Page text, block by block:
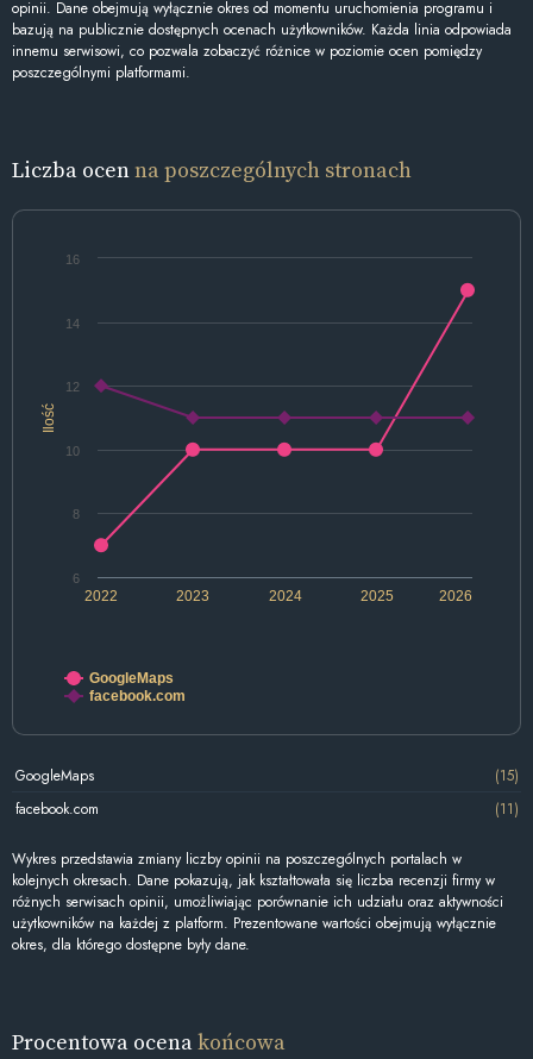
opinii. Dane obejmują wyłącznie okres od momentu uruchomienia programu i
bazują na publicznie dostępnych ocenach użytkowników. Każda linia odpowiada
innemu serwisowi, co pozwala zobaczyć różnice w poziomie ocen pomiędzy
poszczególnymi platformami.
Liczba ocenna poszczególnych stronach
Ilość
2022 2024 2026
2023 2025
6
8
10
12
14
16
GoogleMaps
facebook.com
GoogleMaps
(15)
facebook.com
(11)
Wykres przedstawia zmiany liczby opinii na poszczególnych portalach w
kolejnych okresach. Dane pokazują, jak kształtowała się liczba recenzji firmy w
różnych serwisach opinii, umożliwiając porównanie ich udziału oraz aktywności
użytkowników na każdej z platform. Prezentowane wartości obejmują wyłącznie
okres, dla którego dostępne były dane.
Procentowa ocenakońcowa